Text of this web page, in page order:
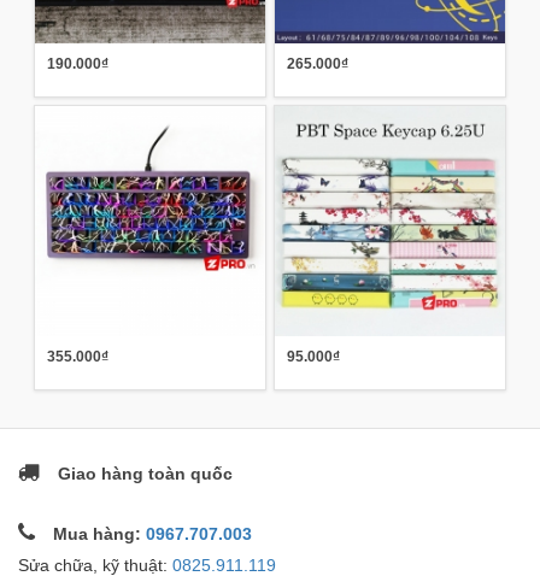
190.000₫ 265.000₫
355.000₫ 95.000₫
Giao hàng toàn quốc
Mua hàng: 0967.707.003
Sửa chữa, kỹ thuật: 0825.911.119